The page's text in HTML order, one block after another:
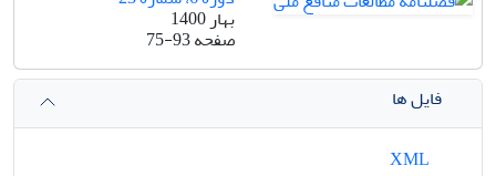
بهار 1400
صفحه75-93
فایل ها